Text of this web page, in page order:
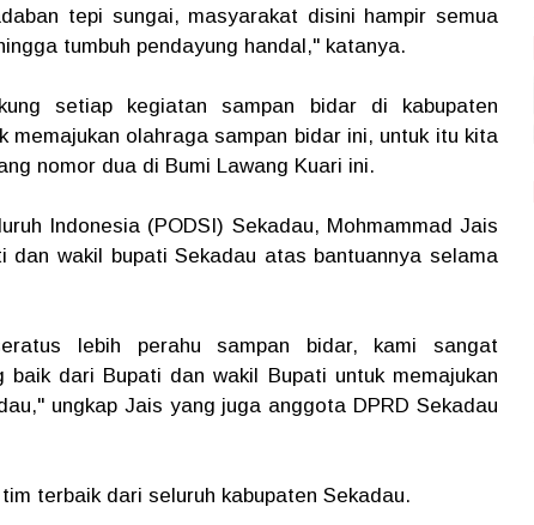
tepi sungai, masyarakat disini hampir semua
tumbuh pendayung handal," katanya.
setiap kegiatan sampan bidar di kabupaten
olahraga sampan bidar ini, untuk itu kita
nomor dua di Bumi Lawang Kuari ini.
Indonesia (PODSI) Sekadau, Mohmammad Jais
dan wakil bupati Sekadau atas bantuannya selama
lebih perahu sampan bidar, kami sangat
baik dari Bupati dan wakil Bupati untuk memajukan
ungkap Jais yang juga anggota DPRD Sekadau
terbaik dari seluruh kabupaten Sekadau.